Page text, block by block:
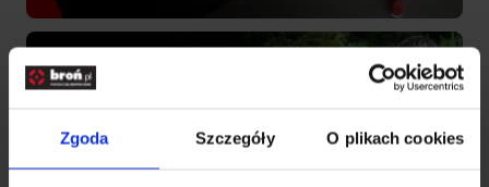
Zgoda Szczegóły O plikach cookies